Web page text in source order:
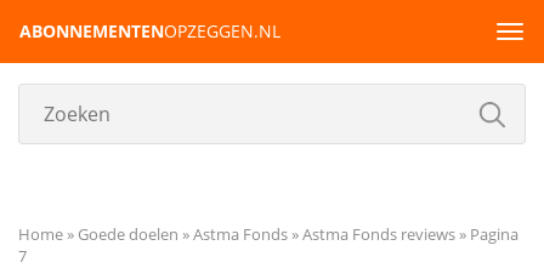
ABONNEMENTENOPZEGGEN.NL
Home Goede doelen Astma Fonds Astma Fonds reviews
Pagina
7